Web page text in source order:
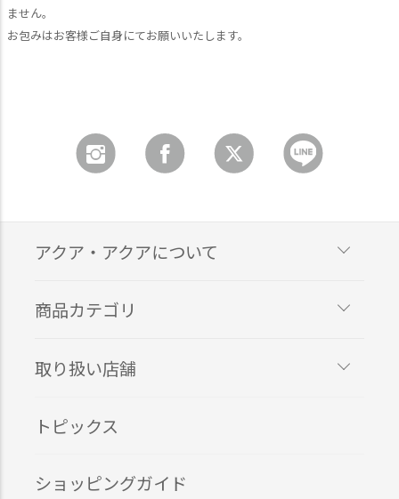
ません。
お包みはお客様ご自身にてお願いいたします。
アクア・アクアについて
商品カテゴリ
取り扱い店舗
トピックス
ショッピングガイド